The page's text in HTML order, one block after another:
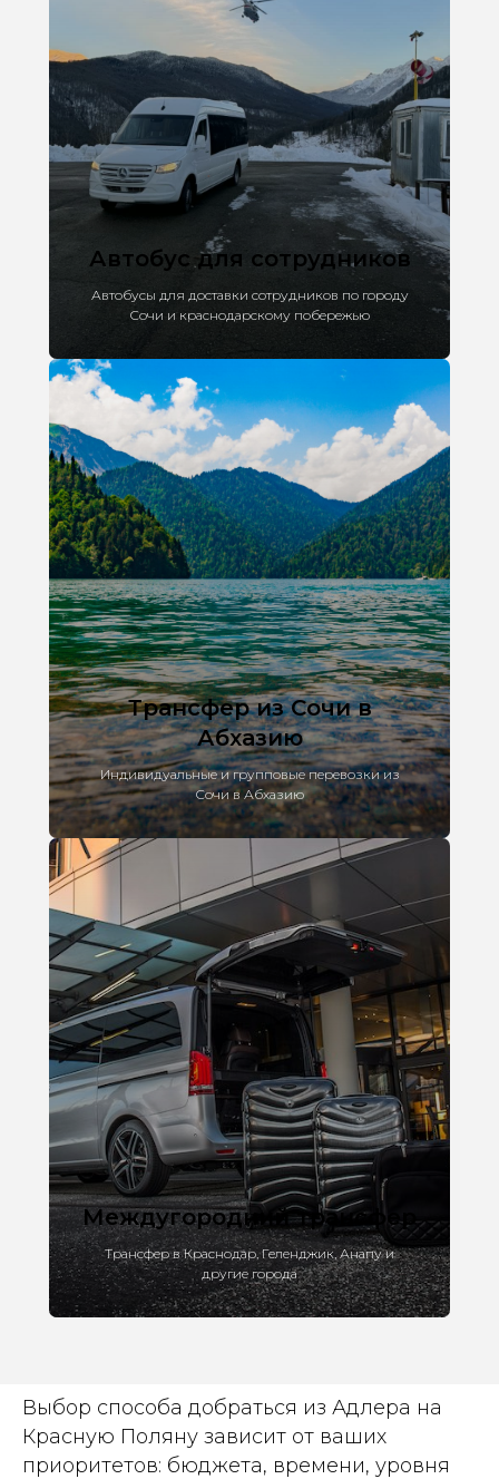
Автобус для сотрудников
Автобусы для доставки сотрудников по городу
Сочи и краснодарскому побережью
Трансфер из Сочи в
Абхазию
Индивидуальные и групповые перевозки из
Сочи в Абхазию
Междугородний трансфер
Трансфер в Краснодар, Геленджик, Анапу и
другие города
Выбор способа добраться из Адлера на
Красную Поляну зависит от ваших
приоритетов: бюджета, времени, уровня